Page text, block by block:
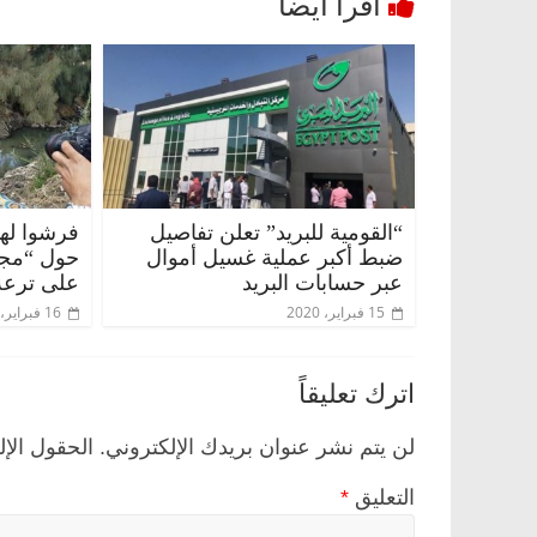
“القومية للبريد” تعلن تفاصيل
ضبط أكبر عملية غسيل أموال
عبر حسابات البريد
15 فبراير، 2020
فرشوا
حول
على
16 فبراير، 2020
اترك تعليقاً
لن يتم نشر عنوان بريدك الإلكتروني. الحقول
التعليق *
الرئيسية مصر ناس وناس
في ذكرى رحيله.. د. نور فرحات فقيه
26 يناير، 2026
خبير اقتصادي